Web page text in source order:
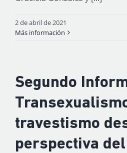
2 de abril de 2021
Más información
Segundo
travestismo
perspectiva del